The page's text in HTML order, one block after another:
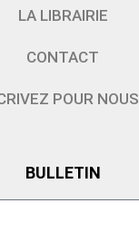
LA LIBRAIRIE
CONTACT
POUR NOUS
BULLETIN